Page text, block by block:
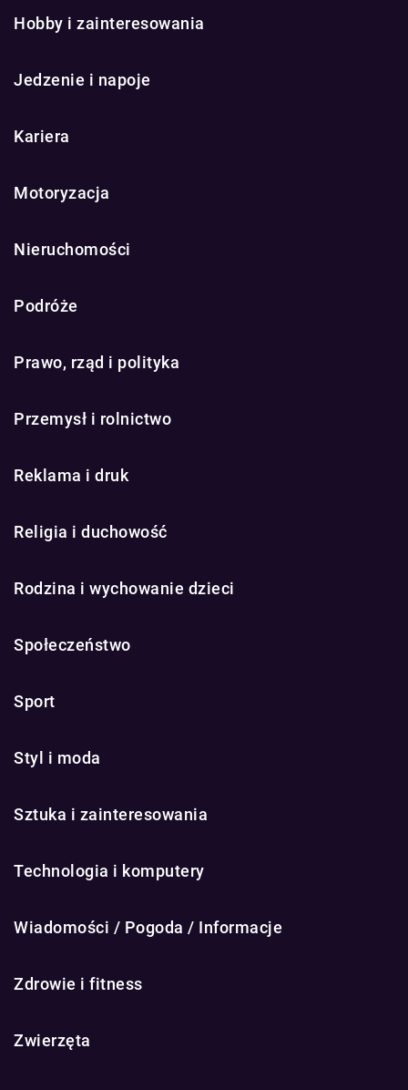
Hobby i zainteresowania
Jedzenie i napoje
Kariera
Motoryzacja
Nieruchomości
Podróże
Prawo, rząd i polityka
Przemysł i rolnictwo
Reklama i druk
Religia i duchowość
Rodzina i wychowanie dzieci
Społeczeństwo
Sport
Styl i moda
Sztuka i zainteresowania
Technologia i komputery
Wiadomości / Pogoda / Informacje
Zdrowie i fitness
Zwierzęta